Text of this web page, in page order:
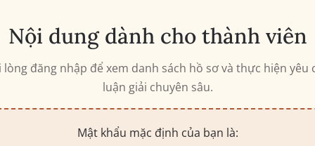
Nội dung dành cho thành viên
lòng đăng nhập để xem danh sách hồ sơ và thực hiện yêu
luận giải chuyên sâu.
Mật khẩu mặc định của bạn là: